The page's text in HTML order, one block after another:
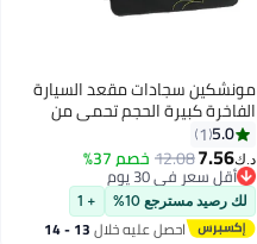
مونشكين سجادات مقعد السيارة
الفاخرة كبيرة الحجم تحمي من
الخدوش والرطوبة والأوساخ، عبوة
سوداء من قطعتين
5.0
1
د.ك‏7.56
12.08خصم 37%
أقل سعر في 30 يوم
أقل سعر في 30 يوم
لك رصيد مسترجع 10% + 1
احصل عليه خلال 13 - 14